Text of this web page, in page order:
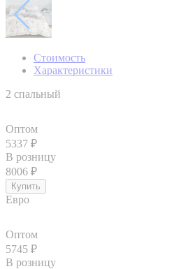
Стоимость
Характеристики
2 спальный
Оптом
5337 ₽
В розницу
8006 ₽
Евро
Оптом
5745 ₽
В розницу